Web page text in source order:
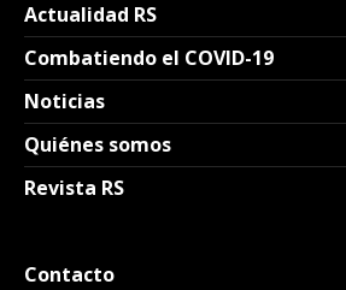
Actualidad RS
Combatiendo el COVID-19
Noticias
Quiénes somos
Revista RS
Contacto